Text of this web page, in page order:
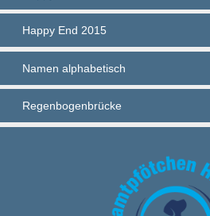
Happy End 2015
Namen alphabetisch
Regenbogenbrücke